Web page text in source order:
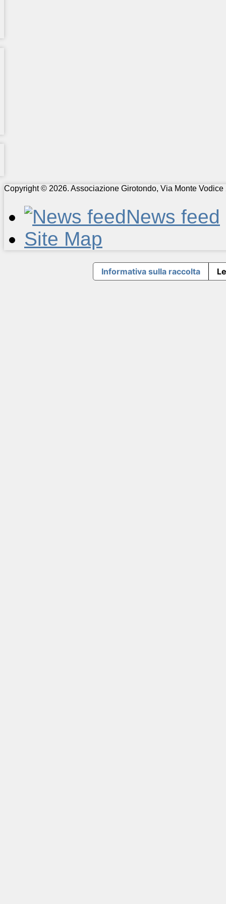
Copyright © 2026. Associazione Girotondo, Via Monte Vodice
News feed
Site Map
Informativa sulla raccolta